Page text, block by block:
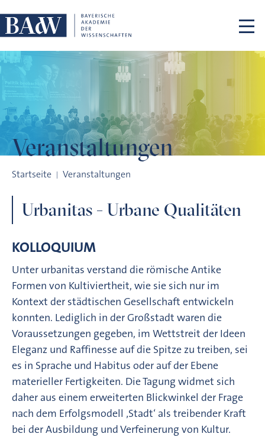
Veranstaltungen
Startseite Veranstaltungen
Urbanitas - Urbane Qualitäten
KOLLOQUIUM
Unter urbanitas verstand die römische Antike
Formen von Kultiviertheit, wie sie sich nur im
Kontext der städtischen Gesellschaft entwickeln
konnten. Lediglich in der Großstadt waren die
Voraussetzungen gegeben, im Wettstreit der Ideen
Eleganz und Raffinesse auf die Spitze zu treiben, sei
es in Sprache und Habitus oder auf der Ebene
materieller Fertigkeiten. Die Tagung widmet sich
daher aus einem erweiterten Blickwinkel der Frage
nach dem Erfolgsmodell ‚Stadt‘ als treibender Kraft
bei der Ausbildung und Verfeinerung von Kultur.